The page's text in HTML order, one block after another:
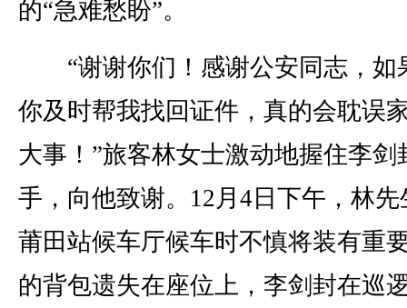
的“急难愁盼”。
“谢谢你们！感谢公安同志，如
你及时帮我找回证件，真的会耽误
大事！”旅客林女士激动地握住李剑
手，向他致谢。12月4日下午，林先
莆田站候车厅候车时不慎将装有重
的背包遗失在座位上，李剑封在巡